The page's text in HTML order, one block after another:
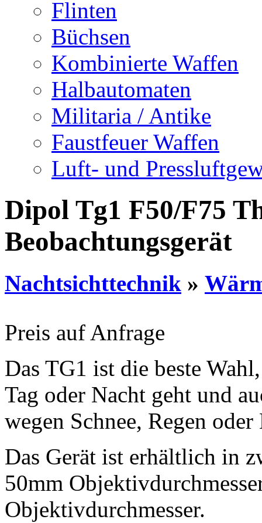
Flinten
Büchsen
Kombinierte Waffen
Halbautomaten
Militaria / Antike
Faustfeuer Waffen
Luft- und
Dipol Tg1 F50/F75
Beobachtungsgerät
Nachtsichttechnik »
Preis auf Anfrage
Das TG1 ist die beste
Tag oder Nacht geht und
wegen Schnee, Regen
Das Gerät ist erhältlich in
50mm
Objektivdurchmesser.